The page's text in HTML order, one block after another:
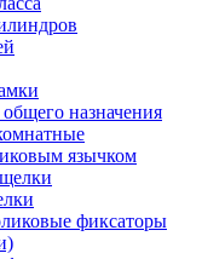
назначения
язычком
фиксаторы